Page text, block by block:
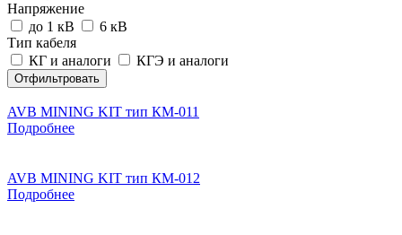
Напряжение
до 1 кВ
6 кВ
Тип кабеля
КГ и аналоги
КГЭ и аналоги
Отфильтровать
AVB MINING KIT тип КМ-011
Подробнее
AVB MINING KIT тип КМ-012
Подробнее